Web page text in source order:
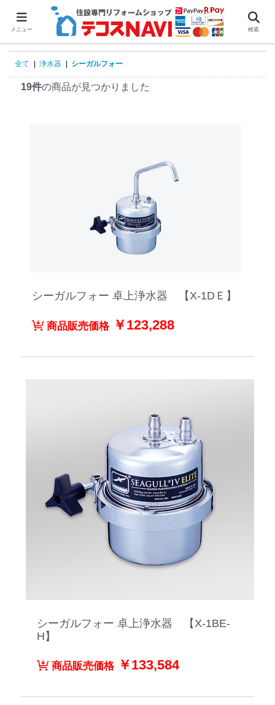
全て 浄水器 シーガルフォー
19件の商品が見つかりました
シーガルフォー 卓上浄水器 【X-1DＥ】
商品販売価格￥123,288
シーガルフォー 卓上浄水器 【X-1BE-
H】
商品販売価格￥133,584
メニュー 検索